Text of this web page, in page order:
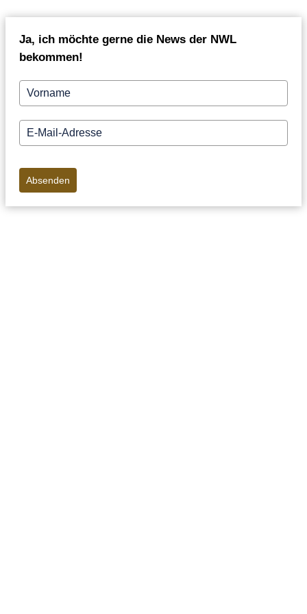
Ja, ich möchte gerne die News der NWL
bekommen!
Absenden